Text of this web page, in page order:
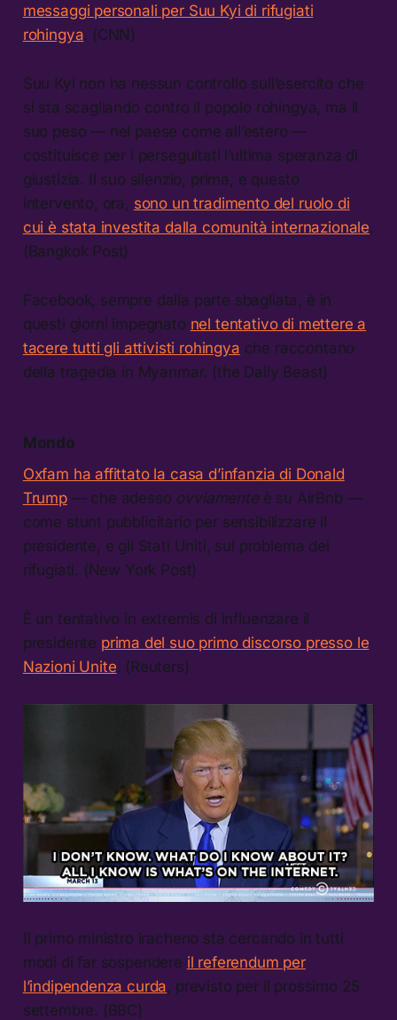
messaggi personali per Suu Kyi di rifugiati
rohingya. (CNN)
Suu Kyi non ha nessun controllo sull’esercito che
si sta scagliando contro il popolo rohingya, ma il
suo peso — nel paese come all’estero —
costituisce per i perseguitati l’ultima speranza di
giustizia. Il suo silenzio, prima, e questo
intervento, ora, sono un tradimento del ruolo di
cui è stata investita dalla comunità internazionale.
(Bangkok Post)
Facebook, sempre dalla parte sbagliata, è in
questi giorni impegnato nel tentativo di mettere a
tacere tutti gli attivisti rohingya che raccontano
della tragedia in Myanmar. (the Daily Beast)
Mondo
Oxfam ha affittato la casa d’infanzia di Donald
Trump— che adesso ovviamente è su AirBnb —
come stunt pubblicitario per sensibilizzare il
presidente, e gli Stati Uniti, sul problema dei
rifugiati. (New York Post)
È un tentativo in extremis di influenzare il
presidente prima del suo primo discorso presso le
Nazioni Unite. (Reuters)
Il primo ministro iracheno sta cercando in tutti
modi di far sospendere il referendum per
l’indipendenza curda , previsto per il prossimo 25
settembre. (BBC)